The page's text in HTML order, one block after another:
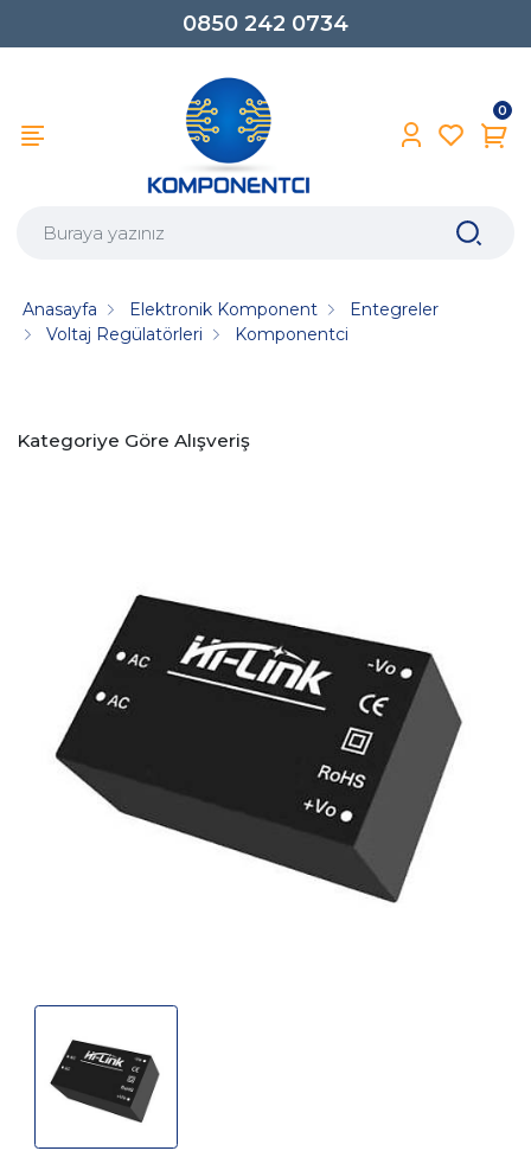
0850 242 0734
0
Anasayfa Elektronik Komponent
Entegreler
Voltaj Regülatörleri
Komponentci
Kategoriye Göre Alışveriş